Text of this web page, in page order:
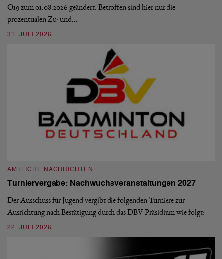
O19 zum 01.08.2026 geändert. Betroffen sind hier nur die
prozentualen Zu- und…
31. JULI 2026
AMTLICHE NACHRICHTEN
Turniervergabe: Nachwuchsveranstaltungen 2027
Der Ausschuss für Jugend vergibt die folgenden Turniere zur
Ausrichtung nach Bestätigung durch das DBV Präsidium wie folgt:
22. JULI 2026